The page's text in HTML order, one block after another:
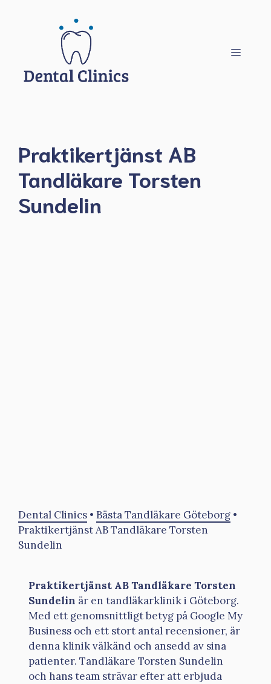
Meny
Praktikertjänst AB
Tandläkare Torsten
Sundelin
Dental Clinics • Bästa Tandläkare Göteborg •
Praktikertjänst AB Tandläkare Torsten
Sundelin
Praktikertjänst AB Tandläkare Torsten
Sundelin är en tandläkarklinik i Göteborg.
Med ett genomsnittligt betyg på Google My
Business och ett stort antal recensioner, är
denna klinik välkänd och ansedd av sina
patienter. Tandläkare Torsten Sundelin
och hans team strävar efter att erbjuda